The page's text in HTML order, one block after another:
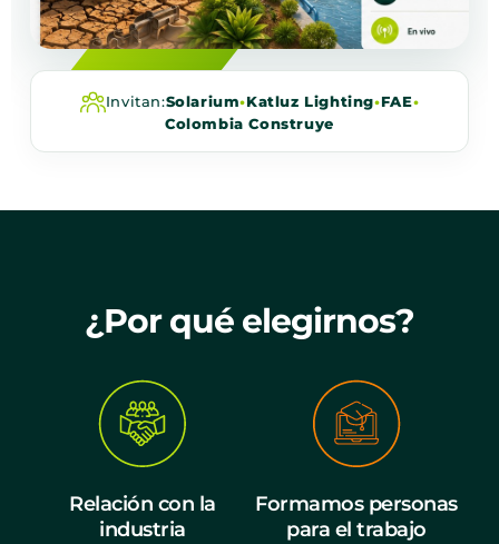
Invitan:Solarium•Katluz Lighting•FAE•
Colombia Construye
¿Por qué elegirnos?
Relación con la
industria
Formamos personas
para el trabajo